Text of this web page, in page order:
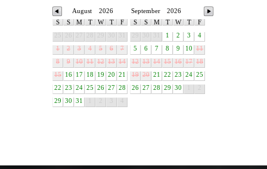
2026
August
S
S M T W T
F
1
2 3 4 5 6
7
8
9 10 11 12 13 14
15
16 17 18 19 20
21
22
23 24 25 26 27
28
29
30 31
2026
September
S
S M T W T
F
1 2 3
4
5
6 7 8 9 10
11
12 13 14 15 16 17 18
19 20 21 22 23 24 25
26 27 28 29 30